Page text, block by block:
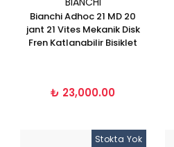
Bianchi Adhoc 21 MD 20
jant 21 Vites Mekanik Disk
Fren Katlanabilir Bisiklet
₺ 23,000.00
Stokta Yok